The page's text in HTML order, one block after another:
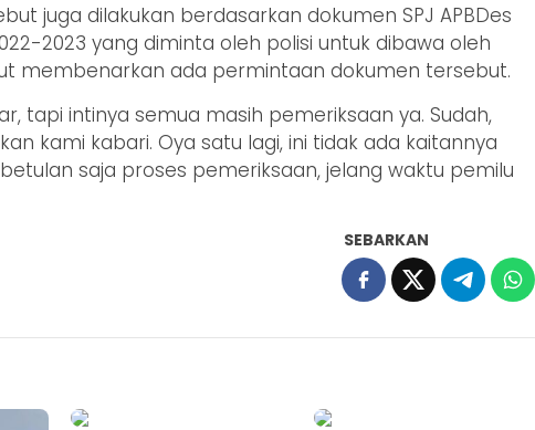
juga dilakukan berdasarkan dokumen SPJ APBDes
2023 yang diminta oleh polisi untuk dibawa oleh
membenarkan ada permintaan dokumen tersebut.
tapi intinya semua masih pemeriksaan ya. Sudah,
kami kabari. Oya satu lagi, ini tidak ada kaitannya
saja proses pemeriksaan, jelang waktu pemilu
SEBARKAN